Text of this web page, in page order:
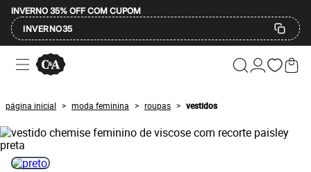
INVERNO 35% OFF COM CUPOM
INVERNO35
Ofertas
Compre por Departamento
Masculino
Infantil
Calçados
Mindse7
Plus Size
Até 20% off
página inicial > moda feminina > roupas > vestidos